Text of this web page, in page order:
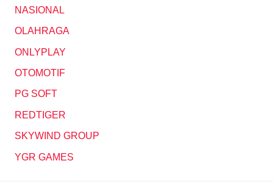
NASIONAL
OLAHRAGA
ONLYPLAY
OTOMOTIF
PG SOFT
REDTIGER
SKYWIND GROUP
YGR GAMES